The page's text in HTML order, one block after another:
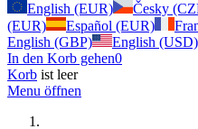
English (EUR)
Česky
(EUR)
Español (EUR)
English (GBP)
English (USD)
In den Korb gehen0
Korb ist leer
Menu öffnen